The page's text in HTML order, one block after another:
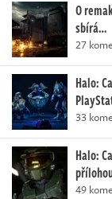
O
sbírá…
27
Halo:
33
Halo:
49